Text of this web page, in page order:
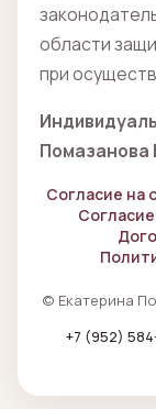
области
при
Помазанова
Согласие на
© Екатерина
+7 (952)